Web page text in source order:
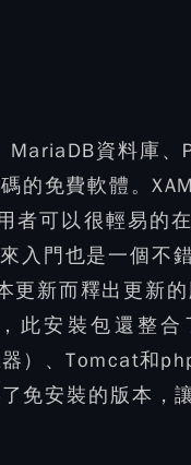
資料庫
免費軟體。
者可以很輕易的
入門也是一個不
更新而釋出更新
此安裝包還整合
）、Tomcat和
免安裝的版本，